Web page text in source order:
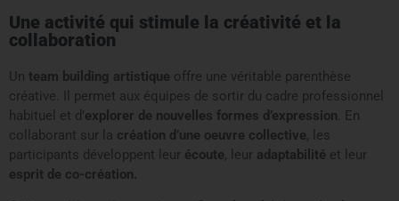
Une activité qui stimule la créativité et la
collaboration
Un team building artistique offre une véritable parenthèse
créative. Il permet aux équipes de sortir du cadre professionnel
habituel et d’explorer de nouvelles formes d’expression . En
collaborant sur la création d’une oeuvre collective, les
participants développent leur écoute, leur adaptabilité et leur
esprit de co-création.